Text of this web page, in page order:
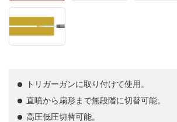
トリガーガンに取り付けて使用。
直噴から扇形まで無段階に切替可能。
高圧低圧切替可能。